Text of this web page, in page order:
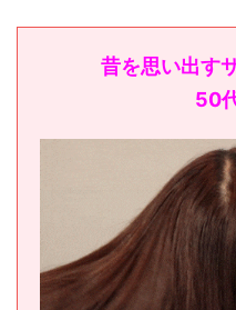
昔を思い出す
50